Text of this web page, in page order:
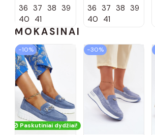
36 37 38 39
40 41
36 37 38 39
40 41
MOKASINAI
−10%
Paskutiniai dydžiai!
−30%